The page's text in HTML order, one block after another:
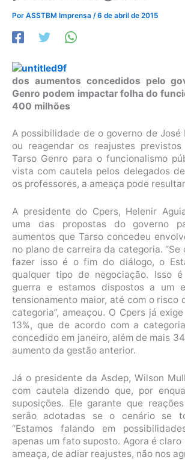
Por ASSTBM Imprensa /6 de abril de 2015
dos aumentos concedidos pelo
Genro podem impactar folha do
400 milhões
A possibilidade de o governo de
ou reagendar os reajustes
Tarso Genro para o funcionalismo
vista com cautela pelos delegados
os professores, a ameaça pode
A presidente do Cpers, Helenir
uma das propostas do governo
aumentos que Tarso concedeu
no plano de carreira da categoria.
fazer isso é o fim do diálogo, o
qualquer tipo de negociação. Isso
guerra e estamos dispostos a um
tensionamento maior, até com o risco
categoria”, ameaçou. O Cpers já
13%, que de acordo com a
concedido em janeiro, além de mais
aumento da gestão anterior.
Já o presidente da Asdep, Wilson
com cautela dizendo que, por
suposições. Ele garante que
serão adotadas se o cenário se
“Estamos falando em
apenas um fato suposto. Agora é
ameaça, de adiar reajustes, não nos